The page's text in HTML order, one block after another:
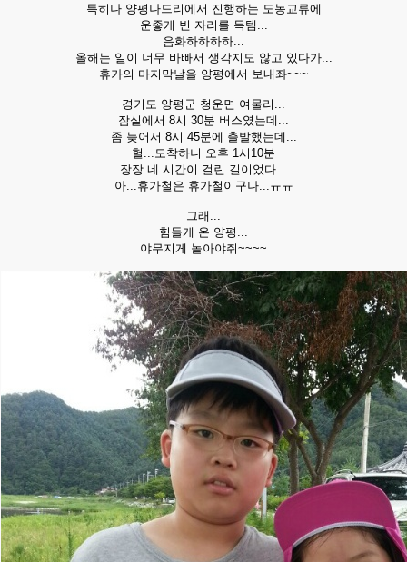
특히나 양평나드리에서 진행하는 도농교류에
운좋게 빈 자리를 득템...
음화하하하하...
올해는 일이 너무 바빠서 생각지도 않고 있다가...
휴가의 마지막날을 양평에서 보내좌~~~
경기도 양평군 청운면 여물리...
잠실에서 8시 30분 버스였는데...
좀 늦어서 8시 45분에 출발했는데...
헐...도착하니 오후 1시10분
장장 네 시간이 걸린 길이었다...
아...휴가철은 휴가철이구나...ㅠㅠ
그래...
힘들게 온 양평...
야무지게 놀아야쥐~~~~